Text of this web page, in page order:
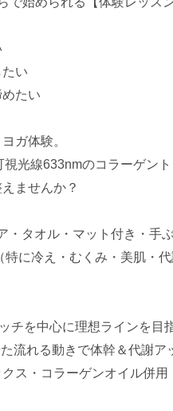
い
たい
ガ体験。
光線633nmのコラーゲン
ませんか？
・タオル・マット付き・手ぶ
特に冷え・むくみ・美肌・代
チを中心に理想ラインを目
流れる動きで体幹＆代謝ア
ス・コラーゲンオイル併用